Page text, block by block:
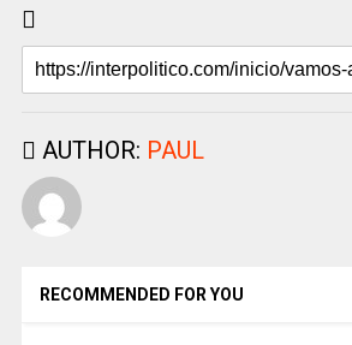
AUTHOR: PAUL
RECOMMENDED FOR YOU